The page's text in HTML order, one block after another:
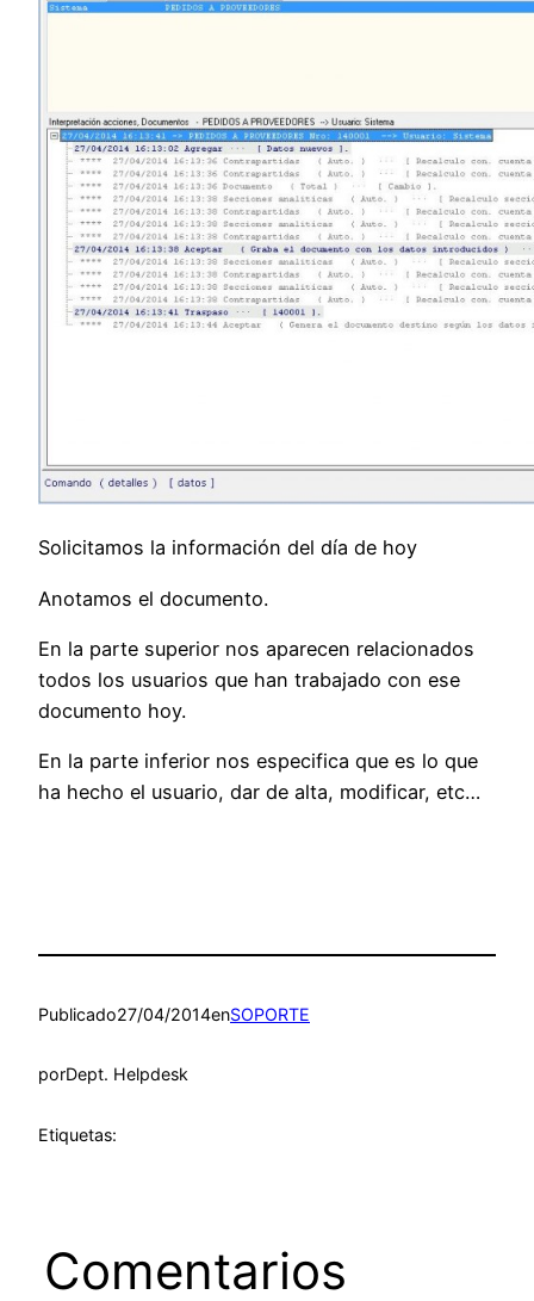
Solicitamos la información del día de hoy
Anotamos el documento.
En la parte superior nos aparecen relacionados
todos los usuarios que han trabajado con ese
documento hoy.
En la parte inferior nos especifica que es lo que
ha hecho el usuario, dar de alta, modificar, etc…
Publicado27/04/2014enSOPORTE
porDept. Helpdesk
Etiquetas:
Comentarios